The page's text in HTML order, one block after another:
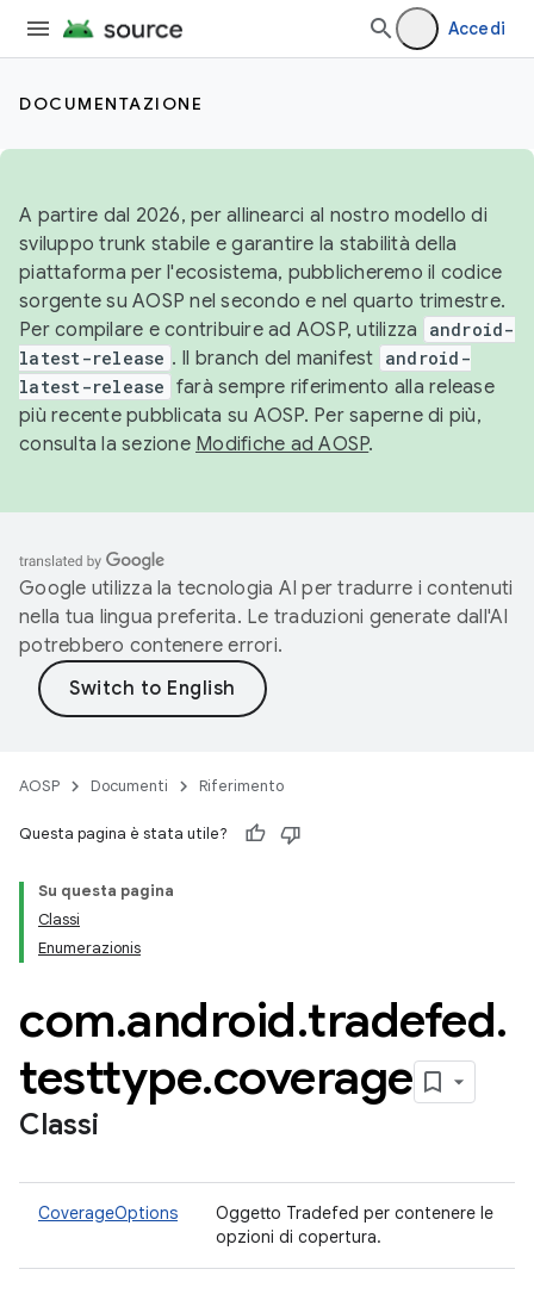
Accedi
DOCUMENTAZIONE
A partire dal 2026, per allinearci al nostro modello di
sviluppo trunk stabile e garantire la stabilità della
piattaforma per l'ecosistema, pubblicheremo il codice
sorgente su AOSP nel secondo e nel quarto trimestre.
Per compilare e contribuire ad AOSP, utilizza
android-
latest-release . Il branch del manifest android-
latest-release farà sempre riferimento alla release
più recente pubblicata su AOSP. Per saperne di più,
consulta la sezione Modifiche ad AOSP.
Google utilizza la tecnologia AI per tradurre i contenuti
nella tua lingua preferita. Le traduzioni generate dall'AI
potrebbero contenere errori.
AOSP Documenti Riferimento
Questa pagina è stata utile?
Su questa pagina
Classi
Enumerazionis
com.android.tradefed.
testtype.coverage
Classi
CoverageOptions
Oggetto Tradefed per contenere le
opzioni di copertura.